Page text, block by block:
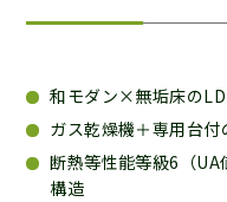
和モダン×無垢床の
ガス乾燥機＋専用台付
断熱等性能等級6（
構造